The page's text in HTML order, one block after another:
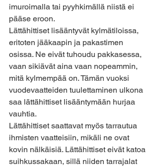
imuroimalla tai pyyhkimällä niistä ei
pääse eroon.
Lättähittiset lisääntyvät kylmätiloissa,
eritoten jääkaapin ja pakastimen
osissa. Ne eivät tuhoudu pakkasessa,
vaan sikiävät aina vaan nopeammin,
mitä kylmempää on. Tämän vuoksi
vuodevaatteiden tuulettaminen ulkona
saa lättähittiset lisääntymään hurjaa
vauhtia.
Lättähittiset saattavat myös tarrautua
ihmisten vaatteisiin, mikäli ne ovat
kovin nälkäisiä. Lättähittiset eivät katoa
suihkussakaan, sillä niiden tarrajalat